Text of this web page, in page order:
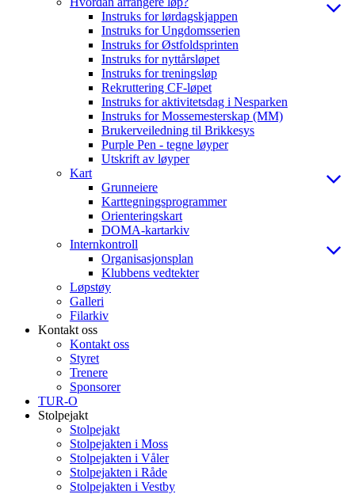
Instruks for lørdagskjappen
Instruks for Ungdomsserien
Instruks for Østfoldsprinten
Instruks for nyttårsløpet
Instruks for treningsløp
Rekruttering CF-løpet
Instruks for aktivitetsdag i Nesparken
Instruks for Mossemesterskap (MM)
Brukerveiledning til Brikkesys
Purple Pen - tegne løyper
Utskrift av løyper
Kart
Grunneiere
Karttegningsprogrammer
Orienteringskart
DOMA-kartarkiv
Internkontroll
Organisasjonsplan
Klubbens vedtekter
Løpstøy
Galleri
Filarkiv
Kontakt oss
Kontakt oss
Styret
Trenere
Sponsorer
TUR-O
Stolpejakt
Stolpejakt
Stolpejakten i Moss
Stolpejakten i Våler
Stolpejakten i Råde
Stolpejakten i Vestby